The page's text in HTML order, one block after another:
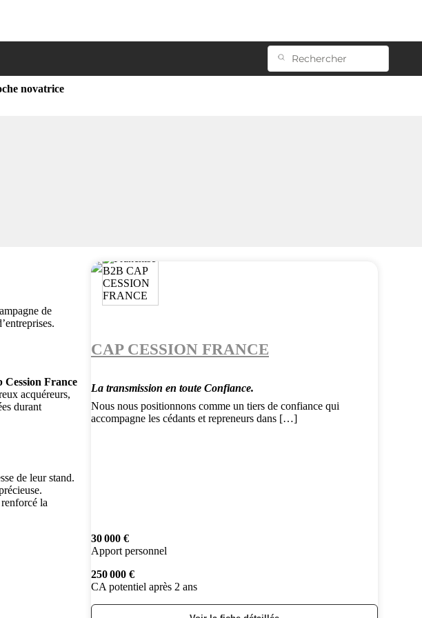
novatrice
de
Cession France
acquéreurs,
durant
de leur stand.
la
CAP CESSION FRANCE
La transmission en toute Confiance.
Nous nous positionnons comme un tiers de confiance qui
accompagne les cédants et repreneurs dans […]
30 000 €
Apport personnel
250 000 €
CA potentiel après 2 ans